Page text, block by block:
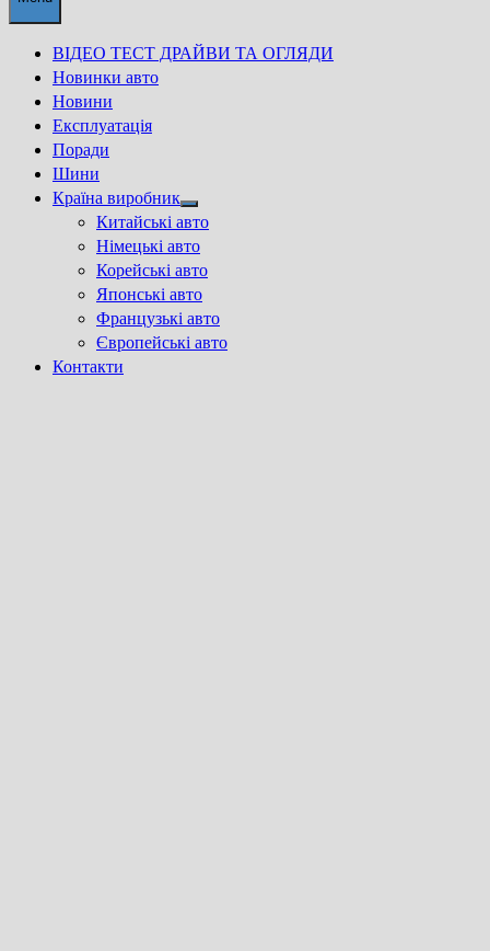
ВІДЕО ТЕСТ ДРАЙВИ ТА ОГЛЯДИ
Новинки авто
Новини
Експлуатація
Поради
Шини
Країна виробник
Show
sub
menu
Китайські авто
Німецькі авто
Корейські авто
Японські авто
Французькі авто
Європейські авто
Контакти